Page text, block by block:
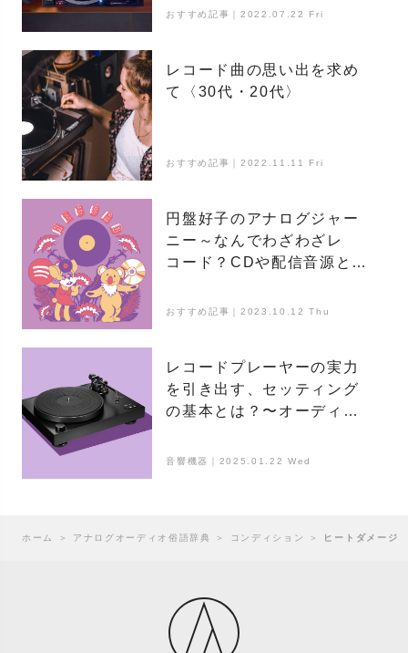
おすすめ記事｜2022.07.22 Fri
レコード曲の思い出を求め
て〈30代・20代〉
おすすめ記事｜2022.11.11 Fri
円盤好子のアナログジャー
ニー～なんでわざわざレ
コード？CDや配信音源との
おすすめ記事｜2023.10.12 Thu
レコードプレーヤーの実力
を引き出す、セッティング
の基本とは？〜オーディオ
音響機器｜2025.01.22 Wed
ホーム ＞ アナログオーディオ俗語辞典 ＞ コンディション ＞ ヒートダメージ